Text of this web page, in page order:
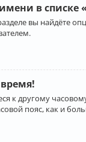
в списке
вы найдёте
к другому
пояс, как и